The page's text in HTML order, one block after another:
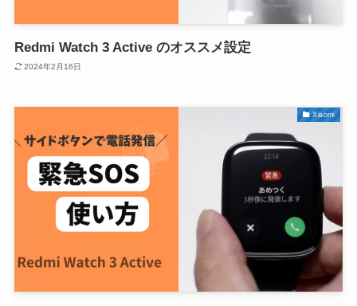
Redmi Watch 3 Active のオススメ設定
2024年2月16日
Xiaomi